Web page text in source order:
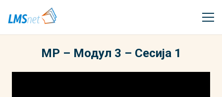
МР – Модул 3 – Сесија 1